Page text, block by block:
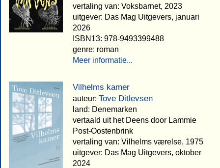
vertaling van: Voksbarnet, 2023
uitgever: Das Mag Uitgevers, januari
2026
ISBN13: 978-9493399488
genre: roman
Meer informatie...
Vilhelms kamer
auteur: Tove Ditlevsen
land: Denemarken
vertaald uit het Deens door Lammie
Post-Oostenbrink
vertaling van: Vilhelms værelse, 1975
uitgever: Das Mag Uitgevers, oktober
2024